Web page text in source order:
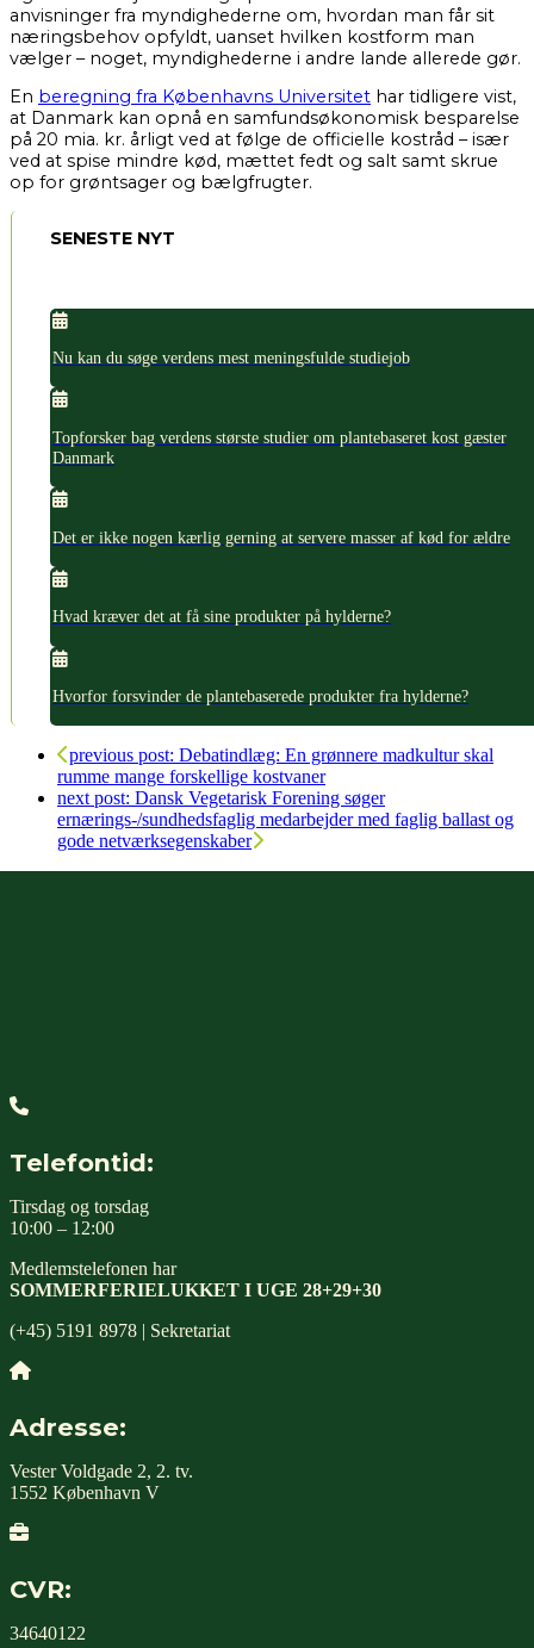
anvisninger fra myndighederne om, hvordan man får sit
næringsbehov opfyldt, uanset hvilken kostform man
vælger – noget, myndighederne i andre lande allerede gør.
En beregning fra Københavns Universitet har tidligere vist,
at Danmark kan opnå en samfundsøkonomisk besparelse
på 20 mia. kr. årligt ved at følge de officielle kostråd – især
ved at spise mindre kød, mættet fedt og salt samt skrue
op for grøntsager og bælgfrugter.
SENESTE NYT
Nu kan du søge verdens mest meningsfulde studiejob
Topforsker bag verdens største studier om plantebaseret kost gæster
Danmark
Det er ikke nogen kærlig gerning at servere masser af kød for ældre
Hvad kræver det at få sine produkter på hylderne?
Hvorfor forsvinder de plantebaserede produkter fra hylderne?
previous post: Debatindlæg: En grønnere madkultur skal
rumme mange forskellige kostvaner
next post: Dansk Vegetarisk Forening søger
ernærings-/sundhedsfaglig medarbejder med faglig ballast og
gode netværksegenskaber
Telefontid:
Tirsdag og torsdag
10:00 – 12:00
Medlemstelefonen har
SOMMERFERIELUKKET I UGE 28+29+30
(+45) 5191 8978 | Sekretariat
Adresse:
Vester Voldgade 2, 2. tv.
1552 København V
CVR:
34640122